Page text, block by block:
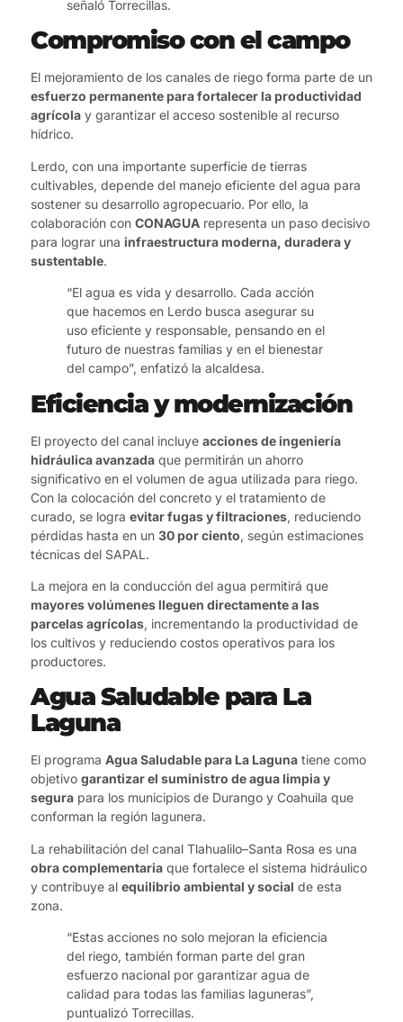
señaló Torrecillas.
Compromiso con el campo
El mejoramiento de los canales de riego forma parte de un
esfuerzo permanente para fortalecer la productividad
agrícola y garantizar el acceso sostenible al recurso
hídrico.
Lerdo, con una importante superficie de tierras
cultivables, depende del manejo eficiente del agua para
sostener su desarrollo agropecuario. Por ello, la
colaboración con CONAGUA representa un paso decisivo
para lograr una infraestructura moderna, duradera y
sustentable.
“El agua es vida y desarrollo. Cada acción
que hacemos en Lerdo busca asegurar su
uso eficiente y responsable, pensando en el
futuro de nuestras familias y en el bienestar
del campo”, enfatizó la alcaldesa.
Eficiencia y modernización
El proyecto del canal incluye acciones de ingeniería
hidráulica avanzada que permitirán un ahorro
significativo en el volumen de agua utilizada para riego.
Con la colocación del concreto y el tratamiento de
curado, se logra evitar fugas y filtraciones, reduciendo
pérdidas hasta en un 30 por ciento, según estimaciones
técnicas del SAPAL.
La mejora en la conducción del agua permitirá que
mayores volúmenes lleguen directamente a las
parcelas agrícolas, incrementando la productividad de
los cultivos y reduciendo costos operativos para los
productores.
Agua Saludable para La
Laguna
El programa Agua Saludable para La Laguna tiene como
objetivo garantizar el suministro de agua limpia y
segura para los municipios de Durango y Coahuila que
conforman la región lagunera.
La rehabilitación del canal Tlahualilo–Santa Rosa es una
obra complementaria que fortalece el sistema hidráulico
y contribuye al equilibrio ambiental y social de esta
zona.
“Estas acciones no solo mejoran la eficiencia
del riego, también forman parte del gran
esfuerzo nacional por garantizar agua de
calidad para todas las familias laguneras”,
puntualizó Torrecillas.